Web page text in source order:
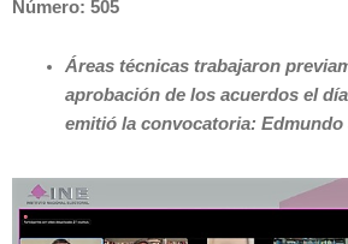
Número: 505
Áreas técnicas trabajaron
aprobación de los acuerdos el
emitió la convocatoria: Edmundo